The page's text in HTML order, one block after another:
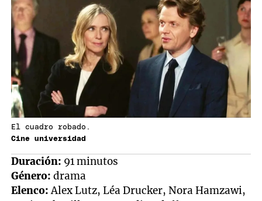
El cuadro robado.
Cine universidad
Duración: 91 minutos
Género: drama
Elenco:Alex Lutz, Léa Drucker, Nora Hamzawi,